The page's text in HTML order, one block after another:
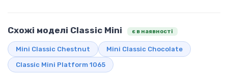
Схожі моделі Classic Mini є в наявності
Mini Classic Chestnut Mini Classic Chocolate
Classic Mini Platform 1065